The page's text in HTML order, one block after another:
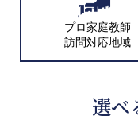
プロ家庭教師
訪問対応地域
選べ